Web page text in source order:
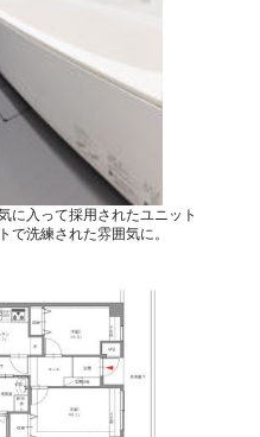
に入って採用されたユニット
で洗練された雰囲気に。